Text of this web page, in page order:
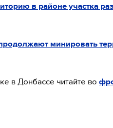
в районе участка
минировать
в Донбассе читайте во